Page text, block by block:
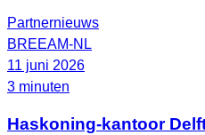
Partnernieuws
BREEAM-NL
11 juni 2026
3 minuten
Haskoning-kantoor